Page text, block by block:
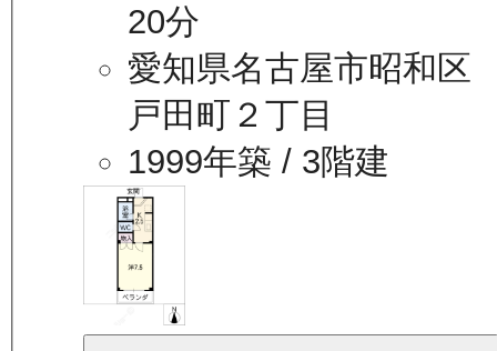
20分
愛知県名古屋市昭和区
戸田町２丁目
1999年築 / 3階建